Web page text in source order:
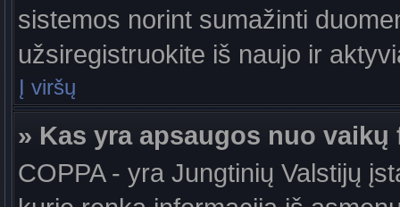
sistemos norint sumažinti
užsiregistruokite iš naujo ir
Į viršų
» Kas yra apsaugos nuo vaikų
COPPA - yra Jungtinių Valstijų